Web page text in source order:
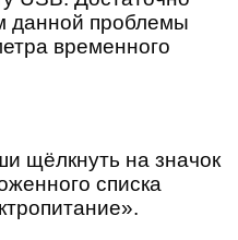
проблемы
временного
щёлкнуть на значок
списка